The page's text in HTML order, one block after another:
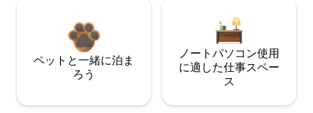
ペットと一緒に泊ま
ろう
ノートパソコン使用
に適した仕事スペー
ス